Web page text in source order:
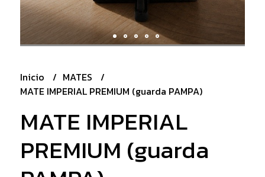
Inicio
MATES
MATE IMPERIAL PREMIUM (guarda PAMPA)
MATE IMPERIAL
PREMIUM (guarda